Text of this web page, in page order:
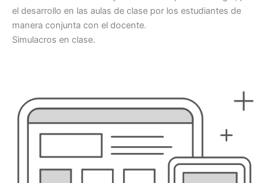
el desarrollo en las aulas de clase por los estudiantes de
manera conjunta con el docente.
Simulacros en clase.